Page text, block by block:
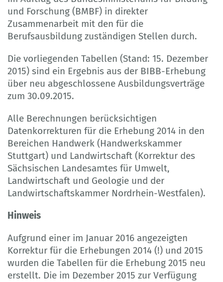
und Forschung (BMBF) in direkter
Zusammenarbeit mit den für die
Berufsausbildung zuständigen Stellen durch.
Die vorliegenden Tabellen (Stand: 15. Dezember
2015) sind ein Ergebnis aus der BIBB-Erhebung
über neu abgeschlossene Ausbildungsverträge
zum 30.09.2015.
Alle Berechnungen berücksichtigen
Datenkorrekturen für die Erhebung 2014 in den
Bereichen Handwerk (Handwerkskammer
Stuttgart) und Landwirtschaft (Korrektur des
Sächsischen Landesamtes für Umwelt,
Landwirtschaft und Geologie und der
Landwirtschaftskammer Nordrhein-Westfalen).
Hinweis
Aufgrund einer im Januar 2016 angezeigten
Korrektur für die Erhebungen 2014 (!) und 2015
wurden die Tabellen für die Erhebung 2015 neu
erstellt. Die im Dezember 2015 zur Verfügung